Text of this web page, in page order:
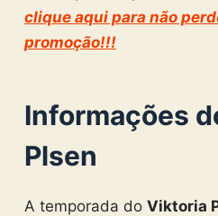
clique aqui para não
promoção!!!
Informações
Plsen
A temporada do Viktoria